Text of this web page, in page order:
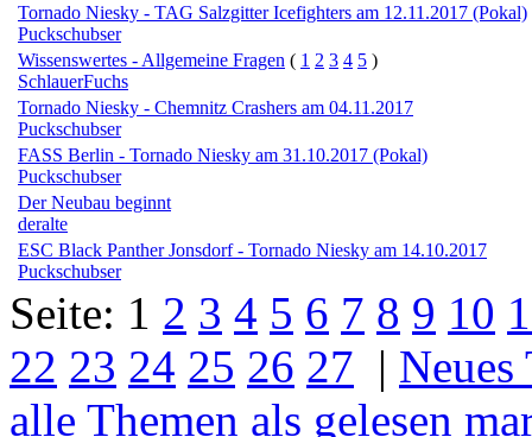
Tornado Niesky - TAG Salzgitter Icefighters am 12.11.2017 (Pokal)
Puckschubser
Wissenswertes - Allgemeine Fragen ( 1 2 3 4 5 )
SchlauerFuchs
Tornado Niesky - Chemnitz Crashers am 04.11.2017
Puckschubser
FASS Berlin - Tornado Niesky am 31.10.2017 (Pokal)
Puckschubser
Der Neubau beginnt
deralte
ESC Black Panther Jonsdorf - Tornado Niesky am 14.10.2017
Puckschubser
Seite: 1 2 3 4 5 6 7 8 9 10
22 23 24 25 26 27 | Neues
alle Themen als gelesen